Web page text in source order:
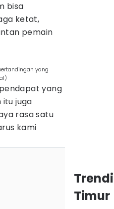
bisa
ketat,
pemain
yang
yang
juga
rasa satu
kami
Timur